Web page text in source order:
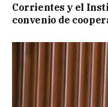
Corrientes y el
convenio de